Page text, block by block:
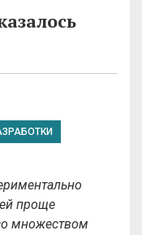
проще
множеством